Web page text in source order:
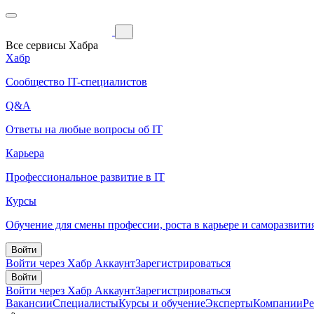
Все сервисы Хабра
Хабр
Сообщество IT-специалистов
Q&A
Ответы на любые вопросы об IT
Карьера
Профессиональное развитие в IT
Курсы
Обучение для смены профессии, роста в карьере и
Войти
Войти через Хабр АккаунтЗарегистрироваться
Войти
Войти через Хабр АккаунтЗарегистрироваться
ВакансииСпециалистыКурсы и обучениеЭкспертыКомпании